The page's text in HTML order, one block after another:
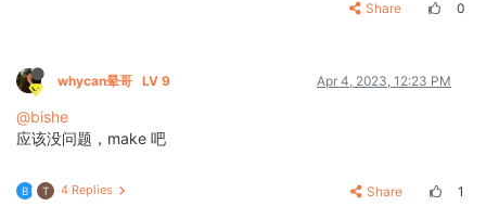
Share 0
whycan晕哥 LV 9 Apr 4, 2023, 12:23 PM
@bishe
应该没问题，make 吧
B T 4 Replies Share 1